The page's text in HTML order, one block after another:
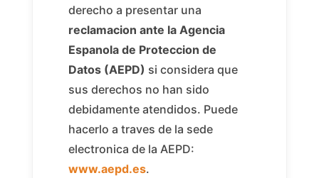
derecho a presentar una
reclamacion ante la Agencia
Espanola de Proteccion de
Datos (AEPD) si considera que
sus derechos no han sido
debidamente atendidos. Puede
hacerlo a traves de la sede
electronica de la AEPD:
www.aepd.es.